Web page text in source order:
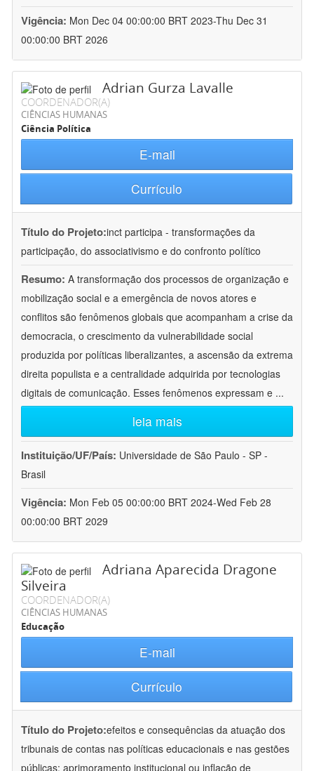
Vigência: Mon Dec 04 00:00:00 BRT 2023-Thu Dec 31
00:00:00 BRT 2026
Adrian Gurza Lavalle
COORDENADOR(A)
CIÊNCIAS HUMANAS
Ciência Política
E-mail
Currículo
Título do Projeto:inct participa - transformações da
participação, do associativismo e do confronto político
Resumo: A transformação dos processos de organização e
mobilização social e a emergência de novos atores e
conflitos são fenômenos globais que acompanham a crise da
democracia, o crescimento da vulnerabilidade social
produzida por políticas liberalizantes, a ascensão da extrema
direita populista e a centralidade adquirida por tecnologias
digitais de comunicação. Esses fenômenos expressam e ...
leia mais
Instituição/UF/País: Universidade de São Paulo - SP -
Brasil
Vigência: Mon Feb 05 00:00:00 BRT 2024-Wed Feb 28
00:00:00 BRT 2029
Adriana Aparecida Dragone
Silveira
COORDENADOR(A)
CIÊNCIAS HUMANAS
Educação
E-mail
Currículo
Título do Projeto:efeitos e consequências da atuação dos
tribunais de contas nas políticas educacionais e nas gestões
públicas: aprimoramento institucional ou inflação de